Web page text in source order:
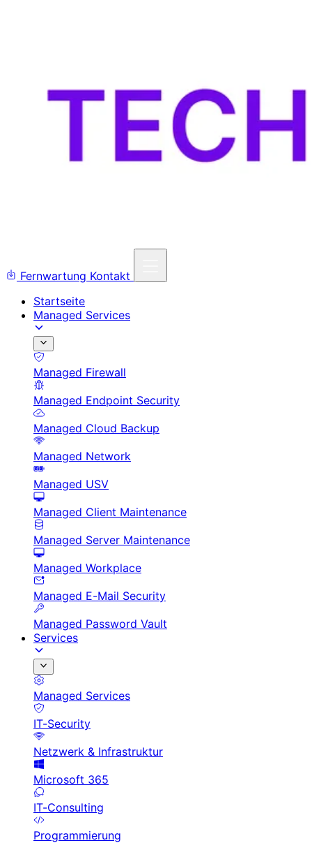
Fernwartung Kontakt
Startseite
Managed Services
Managed Firewall
Managed Endpoint Security
Managed Cloud Backup
Managed Network
Managed USV
Managed Client Maintenance
Managed Server Maintenance
Managed Workplace
Managed E-Mail Security
Managed Password Vault
Services
Managed Services
IT-Security
Netzwerk & Infrastruktur
Microsoft 365
IT-Consulting
Programmierung